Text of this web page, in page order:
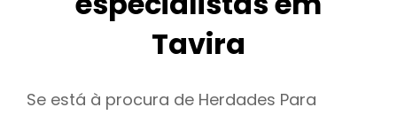
Tavira
Se está à procura de Herdades Para